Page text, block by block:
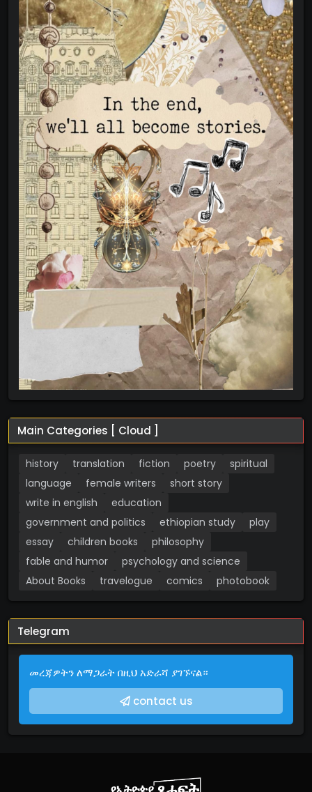
Main Categories [ Cloud ]
history translation fiction poetry
spiritual
language
female writers
short story
write in english
education
government and politics
ethiopian study
play
essay
children books
philosophy
fable and humor
psychology and science
About Books
travelogue comics photobook
Telegram
መረጃዎትን ለማጋራት በዚህ አድራሻ ያገኙናል።
contact us